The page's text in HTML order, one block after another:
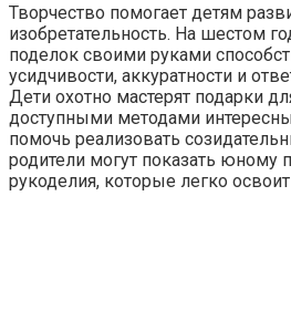
Творчество помогает детям
изобретательность. На шестом
поделок своими руками
усидчивости, аккуратности и
Дети охотно мастерят подарки
доступными методами
помочь реализовать
родители могут показать юному
рукоделия, которые легко